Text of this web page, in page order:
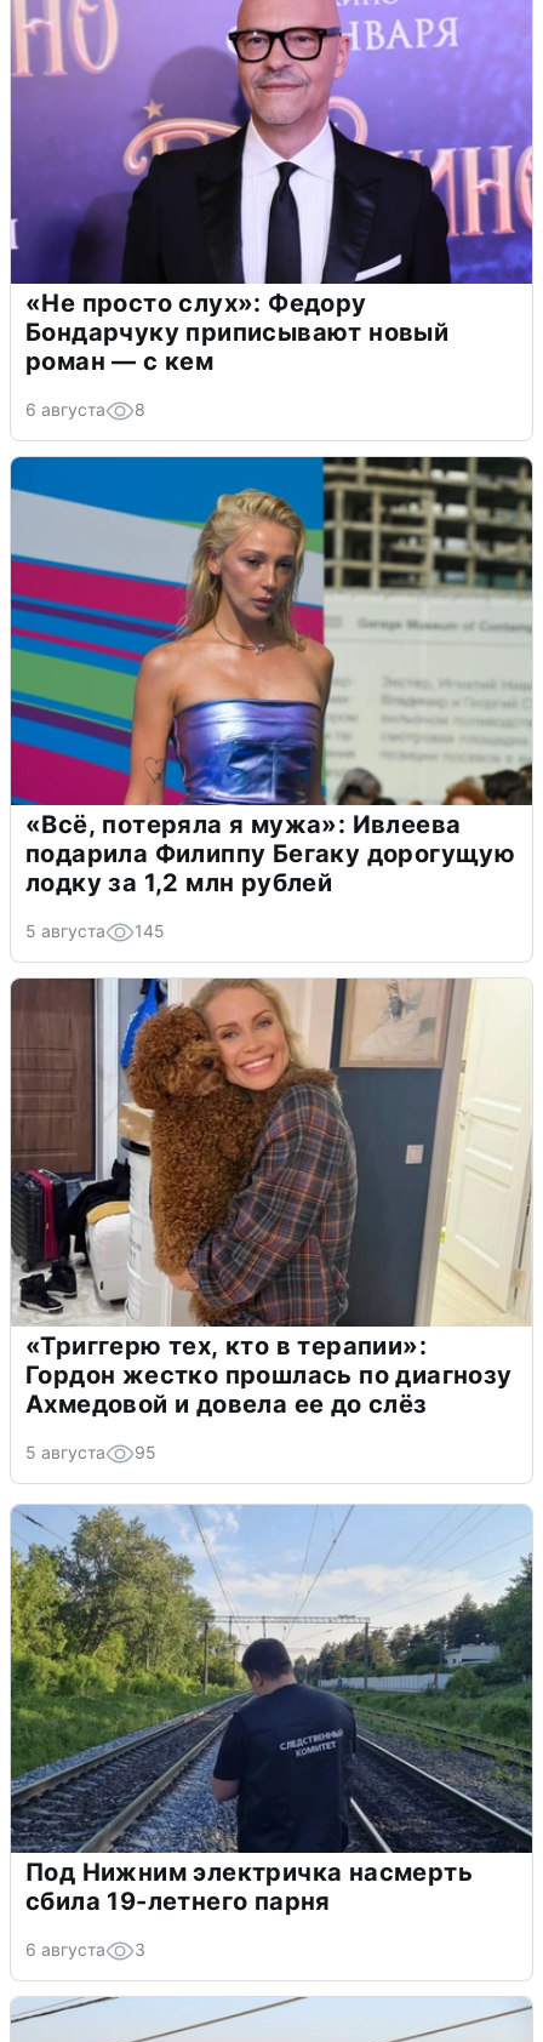
«Не просто слух»: Федору
Бондарчуку приписывают новый
роман — с кем
6 августа 8
«Всё, потеряла я мужа»: Ивлеева
подарила Филиппу Бегаку дорогущую
лодку за 1,2 млн рублей
5 августа 145
«Триггерю тех, кто в терапии»:
Гордон жестко прошлась по диагнозу
Ахмедовой и довела ее до слёз
5 августа 95
Под Нижним электричка насмерть
сбила 19-летнего парня
6 августа 3